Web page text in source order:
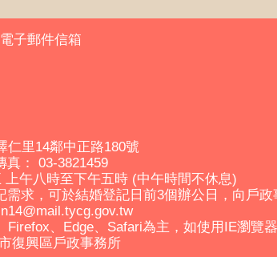
電子郵件信箱
仁里14鄰中正路180號
： 03-3821459
午八時至下午五時 (中午時間不休息)
需求，可於結婚登記日前3個辦公日，向戶
Firefox、Edge、Safari為主，如使用IE瀏覽
復興區戶政事務所